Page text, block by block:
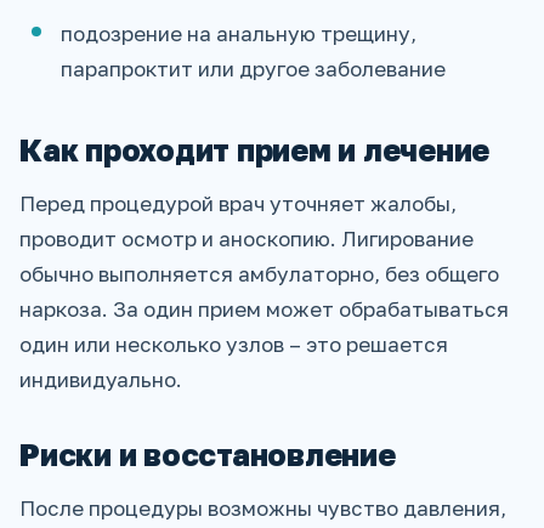
подозрение на анальную трещину,
парапроктит или другое заболевание
Как проходит прием и лечение
Перед процедурой врач уточняет жалобы,
проводит осмотр и аноскопию. Лигирование
обычно выполняется амбулаторно, без общего
наркоза. За один прием может обрабатываться
один или несколько узлов – это решается
индивидуально.
Риски и восстановление
После процедуры возможны чувство давления,